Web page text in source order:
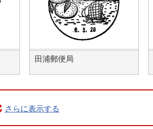
田浦郵便局
さらに表示する